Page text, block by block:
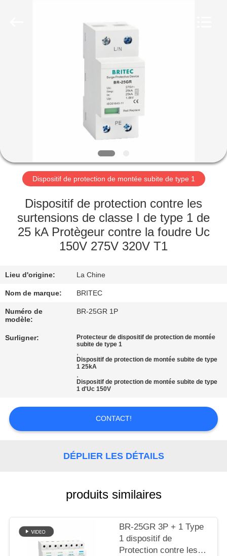
DE
NOUS
VISITE
D'USINE
CONTRÔLE
LA
QUALITÉ
NOUVELLES
LES
CAS
DU
SITE
Dispositif de protection de montée subite de type 1
Dispositif de protection contre les
surtensions de classe I de type 1 de
25 kA Protègeur contre la foudre Uc
150V 275V 320V T1
Lieu d'origine: La Chine
Nom de marque: BRITEC
Numéro de
modèle:
BR-25GR 1P
Surligner:
Protecteur de dispositif de protection de montée
subite de type 1
,
Dispositif de protection de montée subite de type
1 25kA
,
Dispositif de protection de montée subite de type
1 d'Uc 150V
CONTACT!
DÉPLIER LES DÉTAILS
produits similaires
BR-25GR 3P + 1 Type
1 dispositif de
Protection contre les